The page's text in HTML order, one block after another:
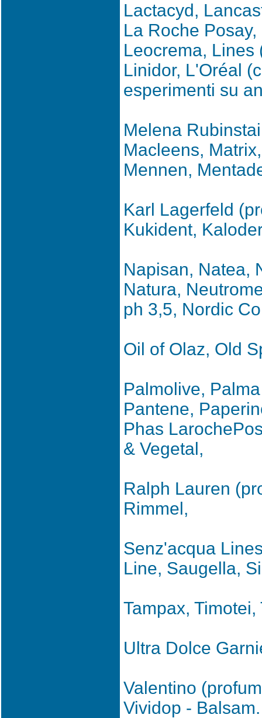
Lactacyd,
La Roche
Leocrema, Lines
Linidor, L'Oréal
esperimenti su
Melena
Macleens,
Mennen,
Karl Lagerfeld
Kukident,
Napisan, Natea,
Natura,
ph 3,5, Nordic
Oil of Olaz, Old
Palmolive,
Pantene,
Phas
& Vegetal,
Ralph Lauren
Rimmel,
Senz'acqua
Line, Saugella,
Tampax, Timotei,
Ultra Dolce
Valentino
Vividop - Balsam.